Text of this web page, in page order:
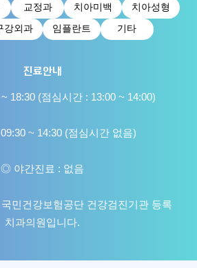
교정과 치아미백
치아성형
강외과 임플란트 기타
진료안내
18:30 (점심시간 : 13:00 ~ 14:00)
~ 14:30 (점심시간 없음)
◎ 야간진료 : 없음
민건강보험공단 건강검진기관 등록
치과의원입니다.